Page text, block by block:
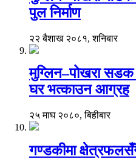
पुल निर्माण
२२ बैशाख २०८१, शनिबार
मुग्लिन–पोखरा सडक
घर भत्काउन आग्रह
२५ माघ २०८०, बिहीबार
गण्डकीमा